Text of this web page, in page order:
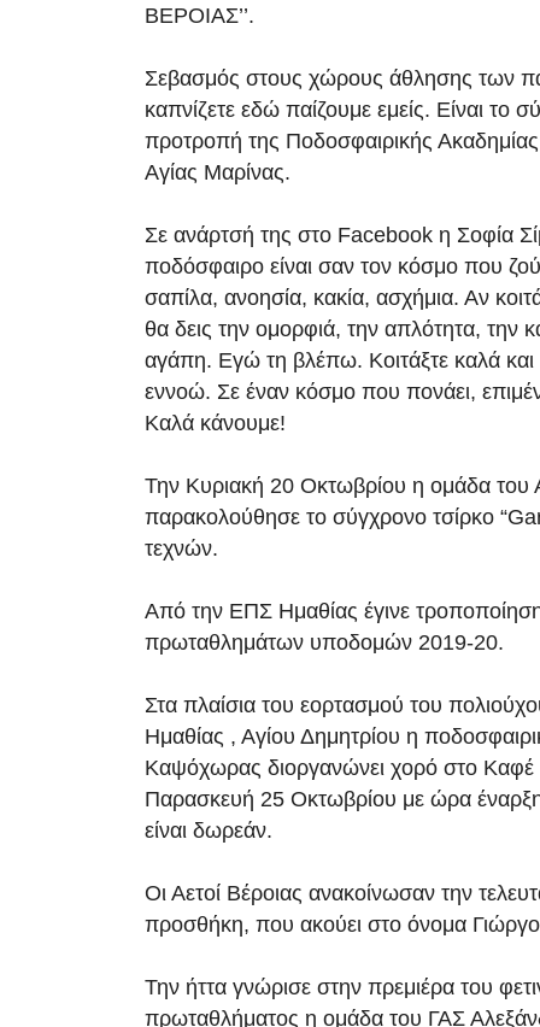
ΒΕΡΟΙΑΣ’’.
Σεβασμός στους χώρους άθλησης των
καπνίζετε εδώ παίζουμε εμείς. Είναι το
προτροπή της Ποδοσφαιρικής
Αγίας Μαρίνας.
Σε ανάρτσή της στο Facebook η Σοφία
ποδόσφαιρο είναι σαν τον κόσμο που
σαπίλα, ανοησία, κακία, ασχήμια. Αν
θα δεις την ομορφιά, την απλότητα, την
αγάπη. Εγώ τη βλέπω. Κοιτάξτε καλά και
εννοώ. Σε έναν κόσμο που πονάει,
Καλά κάνουμε!
Την Κυριακή 20 Οκτωβρίου η ομάδα
παρακολούθησε το σύγχρονο τσίρκο
τεχνών.
Από την ΕΠΣ Ημαθίας έγινε
πρωταθλημάτων υποδομών 2019-20.
Στα πλαίσια του εορτασμού του
Ημαθίας , Αγίου Δημητρίου η
Καψόχωρας διοργανώνει χορό στο Καφέ
Παρασκευή 25 Οκτωβρίου με ώρα
είναι δωρεάν.
Οι Αετοί Βέροιας ανακοίνωσαν την
προσθήκη, που ακούει στο όνομα
Την ήττα γνώρισε στην πρεμιέρα του
πρωταθλήματος η ομάδα του ΓΑΣ